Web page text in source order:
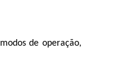
de operação,